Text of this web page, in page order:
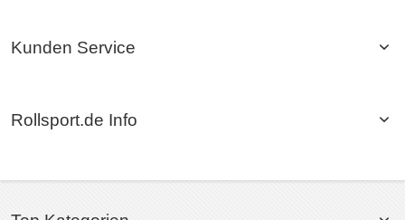
Kunden Service
Rollsport.de Info